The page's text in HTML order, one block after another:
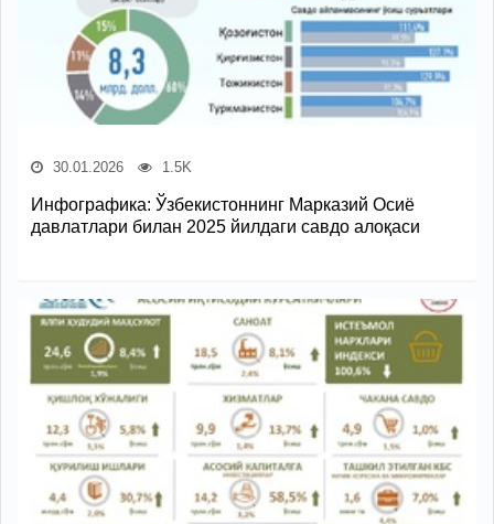
30.01.2026 1.5K
Инфографика: Ўзбекистоннинг Марказий Осиё
давлатлари билан 2025 йилдаги савдо алоқаси